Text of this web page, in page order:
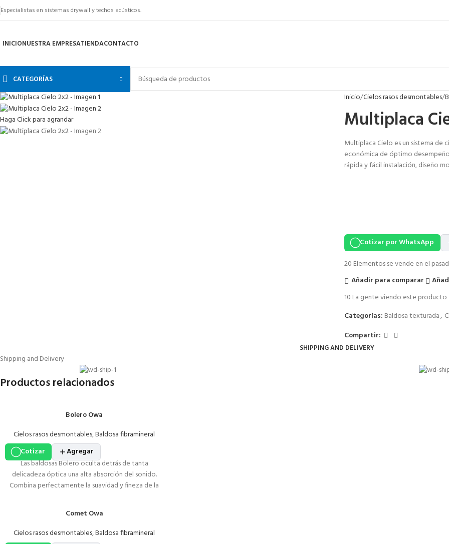
Especialistas en sistemas drywall y techos acústicos.
INICIONUESTRA EMPRESATIENDACONTACTO
CATEGORÍAS
Haga Click para agrandar
Inicio Cielos rasos desmontables
Multiplaca
Multiplaca Cielo es un sistema de
económica de óptimo
rápida y fácil instalación, diseño
Cotizar por WhatsApp
20 Elementos se vende en el
Añadir para comparar
10 La gente viendo este producto
Categorías: Baldosa texturada,
Compartir:
SHIPPING AND DELIVERY
Shipping and Delivery
Productos relacionados
Bolero Owa
Cielos rasos desmontables,Baldosa fibramineral
Cotizar
Agregar
Las baldosas Bolero oculta detrás de tanta
delicadeza óptica una alta absorción del sonido.
Combina perfectamente la suavidad y fineza de la
Comet Owa
Cielos rasos desmontables,Baldosa fibramineral